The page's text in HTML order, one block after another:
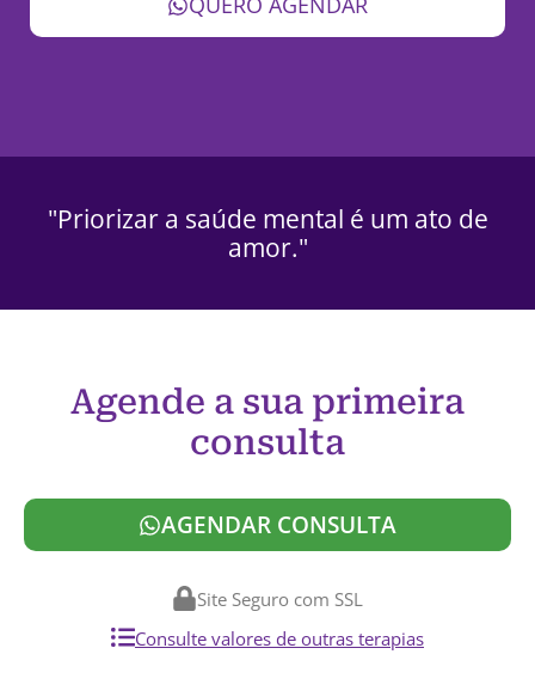
"Priorizar a saúde mental é um ato de
amor."
Agende a sua primeira
consulta
AGENDAR CONSULTA
Site Seguro com SSL
Consulte valores de outras terapias